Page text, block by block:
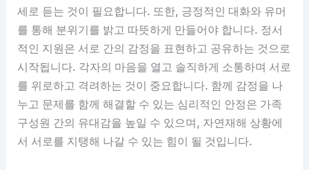
세로 듣는 것이 필요합니다. 또한, 긍정적인 대화와 유머
를 통해 분위기를 밝고 따뜻하게 만들어야 합니다. 정서
적인 지원은 서로 간의 감정을 표현하고 공유하는 것으로
시작됩니다. 각자의 마음을 열고 솔직하게 소통하며 서로
를 위로하고 격려하는 것이 중요합니다. 함께 감정을 나
누고 문제를 함께 해결할 수 있는 심리적인 안정은 가족
구성원 간의 유대감을 높일 수 있으며, 자연재해 상황에
서 서로를 지탱해 나갈 수 있는 힘이 될 것입니다.